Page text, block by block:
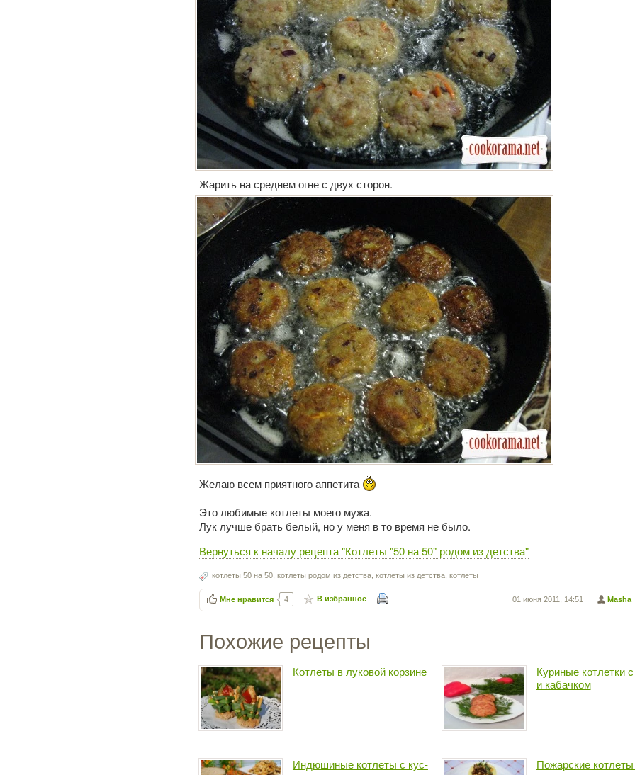
Жарить на среднем огне с двух сторон.
Желаю всем приятного аппетита
Это любимые котлеты моего мужа.
Лук лучше брать белый, но у меня в то время не было.
Вернуться к началу рецепта "Котлеты "50 на 50" родом из детства"
котлеты 50 на 50, котлеты родом из детства, котлеты из детства, котлеты
Masha
01 июня 2011, 14:51
Мне нравится 4 В избранное
Похожие рецепты
Котлеты в луковой корзине
Куриные котлетки
и кабачком
Индюшиные котлеты с кус-
Пожарские котлеты